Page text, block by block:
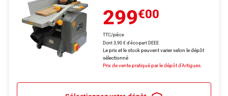
299€00
TTC/pièce
Dont 3,90 € d'éco-part DEEE
Le prix et le stock peuvent varier selon le dépôt
sélectionné
Prix de vente pratiqué par le dépôt d'Artigues.